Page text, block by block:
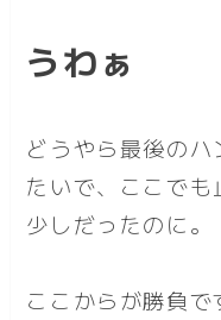
うわぁ
どうやら最後の
たいで、ここでも
少しだったのに。
ここからが勝負で